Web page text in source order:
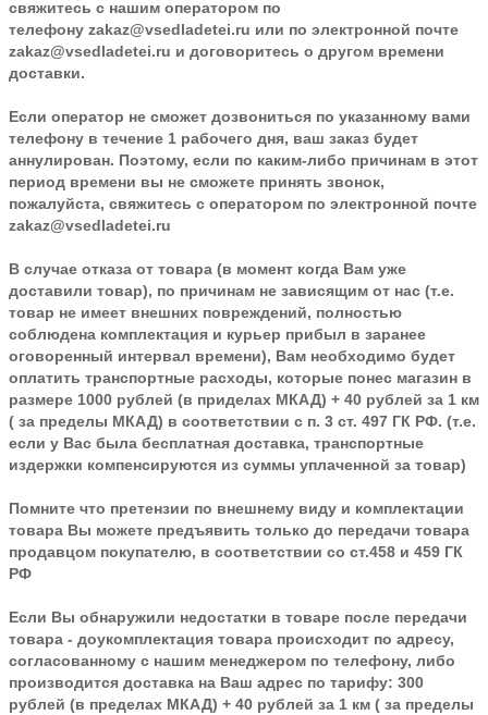
свяжитесь с нашим оператором по
телефону zakaz@vsedladetei.ru или по электронной почте
zakaz@vsedladetei.ru и договоритесь о другом времени
доставки.
Если оператор не сможет дозвониться по указанному вами
телефону в течение 1 рабочего дня, ваш заказ будет
аннулирован. Поэтому, если по каким-либо причинам в этот
период времени вы не сможете принять звонок,
пожалуйста, свяжитесь с оператором по электронной почте
zakaz@vsedladetei.ru
В случае отказа от товара (в момент когда Вам уже
доставили товар), по причинам не зависящим от нас (т.е.
товар не имеет внешних повреждений, полностью
соблюдена комплектация и курьер прибыл в заранее
оговоренный интервал времени), Вам необходимо будет
оплатить транспортные расходы, которые понес магазин в
размере 1000 рублей (в приделах МКАД) + 40 рублей за 1 км
( за пределы МКАД) в соответствии с п. 3 ст. 497 ГК РФ. (т.е.
если у Вас была бесплатная доставка, транспортные
издержки компенсируются из суммы уплаченной за товар)
Помните что претензии по внешнему виду и комплектации
товара Вы можете предъявить только до передачи товара
продавцом покупателю, в соответствии со ст.458 и 459 ГК
РФ
Если Вы обнаружили недостатки в товаре после передачи
товара - доукомплектация товара происходит по адресу,
согласованному с нашим менеджером по телефону, либо
производится доставка на Ваш адрес по тарифу: 300
рублей (в пределах МКАД) + 40 рублей за 1 км ( за пределы